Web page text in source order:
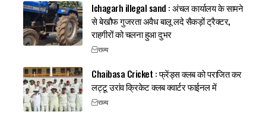
Ichagarh illegal sand : अंचल कार्यालय के सामने
से बेखौफ गुजरता अवैध बालू लदे सैकड़ों ट्रैक्टर,
राहगीरों को चलना हुआ दुभर
राज्य
Chaibasa Cricket : फ्रेंड्स क्लब को पराजित कर
लट्टू उरांव क्रिकेट क्लब क्वार्टर फाईनल में
राज्य